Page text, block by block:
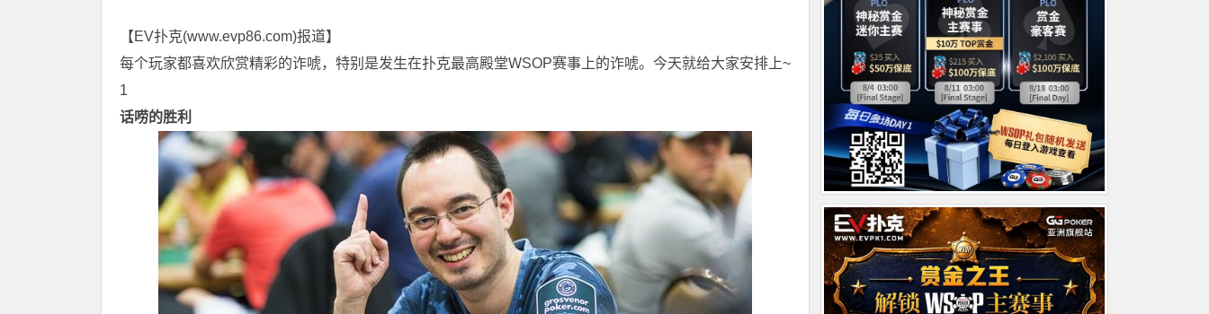
【EV扑克(www.evp86.com)报道】
每个玩家都喜欢欣赏精彩的诈唬，特别是发生在扑克最高殿堂WSOP赛事上的诈唬。今天就给大家安排上~
1
话唠的胜利